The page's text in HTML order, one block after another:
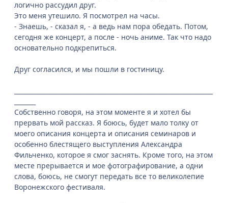
логично рассудил друг.
Это меня утешило. Я посмотрел на часы.
- Знаешь, - сказал я, - а ведь нам пора обедать. Потом,
сегодня же концерт, а после - ночь аниме. Так что надо
основательно подкрепиться.
Друг согласился, и мы пошли в гостиницу.
Собственно говоря, на этом моменте я и хотел бы
прервать мой рассказ. Я боюсь, будет мало толку от
моего описания концерта и описания семинаров и
особенно блестящего выступления Александра
Фильченко, которое я смог заснять. Кроме того, на этом
месте прерывается и мое фотографирование, а одни
слова, боюсь, не смогут передать все то великолепие
Воронежского фестиваля.